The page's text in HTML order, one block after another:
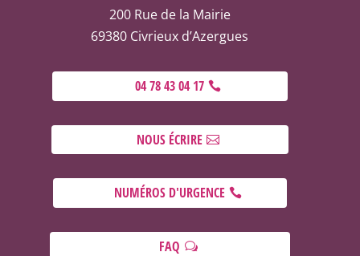
200 Rue de la Mairie
69380 Civrieux d’Azergues
04 78 43 04 17
NOUS ÉCRIRE
NUMÉROS D'URGENCE
FAQ